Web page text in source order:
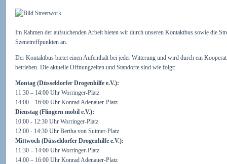
Im Rahmen der aufsuchenden Arbeit bieten wir durch unseren Kontaktbus sowie die
Szenetreffpunkten an.
Der Kontaktbus bietet einen Aufenthalt bei jeder Witterung und wird durch ein
betrieben. Die aktuelle Öffnungzeiten und Standorte sind wie folgt:
Montag (Düsseldorfer Drogenhilfe e.V.):
11:30 – 14:00 Uhr Worringer-Platz
14:00 – 16:00 Uhr Konrad Adenauer-Platz
Dienstag (Flingern mobil e.V.):
10:00 - 12:30 Uhr Worringer-Platz
12:00 - 14:30 Uhr Bertha von Suttner-Platz
Mittwoch (Düsseldorfer Drogenhilfe e.V.):
11:30 – 14:00 Uhr Worringer-Platz
14:00 – 16:00 Uhr Konrad Adenauer-Platz